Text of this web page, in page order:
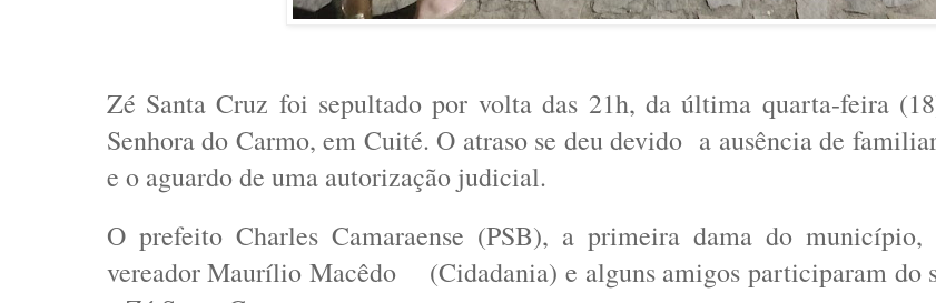
Zé Santa Cruz foi sepultado por volta das 21h, da última quarta-feira
Senhora do Carmo, em Cuité. O atraso se deu devido a ausência de
e o aguardo de uma autorização judicial.
O prefeito Charles Camaraense (PSB), a primeira dama do município,
vereador Maurílio Macêdo (Cidadania) e alguns amigos participaram do